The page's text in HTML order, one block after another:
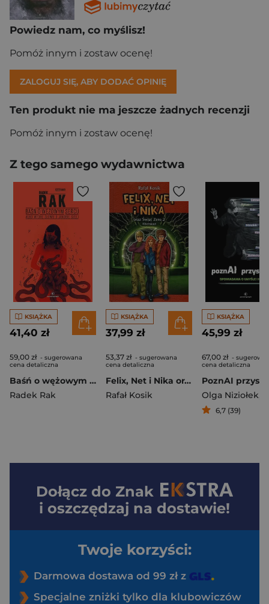
Powiedz nam, co myślisz!
Pomóż innym i zostaw ocenę!
ZALOGUJ SIĘ, ABY DODAĆ OPINIĘ
Ten produkt nie ma jeszcze żadnych recenzji
Pomóż innym i zostaw ocenę!
Z tego samego wydawnictwa
KSIĄŻKA
41,40 zł
59,00 zł - sugerowana
cena detaliczna
Baśń o wężowym sercu, albo wtóre słowo o Jakóbie Szeli
Radek Rak
KSIĄŻKA
37,99 zł
53,37 zł - sugerowana
cena detaliczna
Felix, Net i Nika oraz Świat Zero 2 Alternauci Tom 10
Rafał Kosik
KSIĄŻKA
45,99 zł
67,00 zł -
cena detaliczna
Olga Niziołek
6,7 (39)
Dołącz do Znak
i oszczędzaj na dostawie!
Twoje korzyści:
Darmowa dostawa od 99 zł z
Specjalne zniżki tylko dla klubowiczów